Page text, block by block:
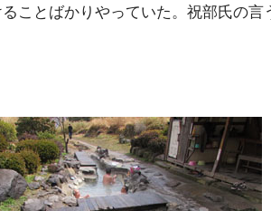
ことばかりやっていた。祝部氏の言